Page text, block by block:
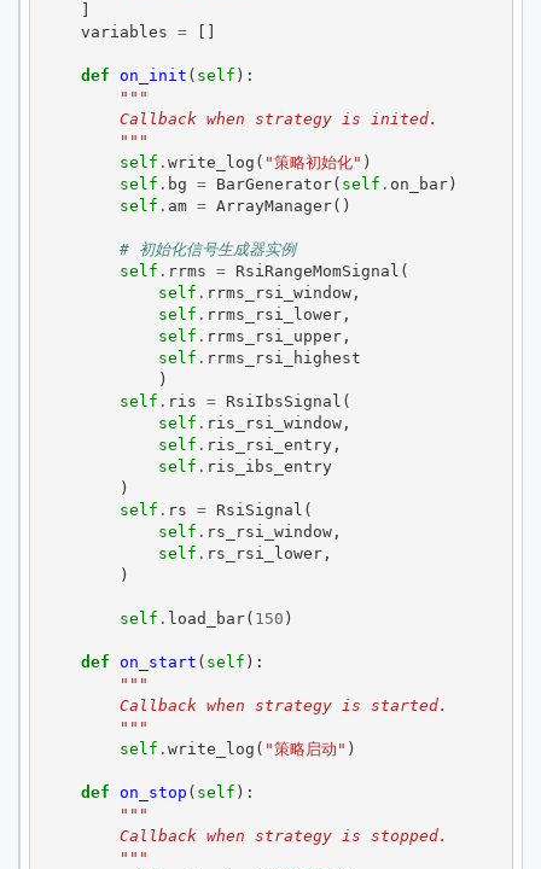
variables =
def on_init ( self ):
"""
        Callback when strategy is inited.
        """
self . write_log ( "策略初始化" )
self . bg = BarGenerator( self . on_bar)
self . am = ArrayManager()
# 初始化信号生成器实例
self . rrms = RsiRangeMomSignal (
self . rrms_rsi_window,
self . rrms_rsi_lower,
self . rrms_rsi_upper,
self . rrms_rsi_highest
)
self . ris = RsiIbsSignal (
self . ris_rsi_window,
self . ris_rsi_entry,
self . ris_ibs_entry
)
self . rs = RsiSignal (
self . rs_rsi_window,
self . rs_rsi_lower,
)
self . load_bar( 150 )
def on_start ( self ):
"""
        Callback when strategy is started.
        """
self . write_log ( "策略启动" )
def on_stop ( self ):
"""
        Callback when strategy is stopped.
        """